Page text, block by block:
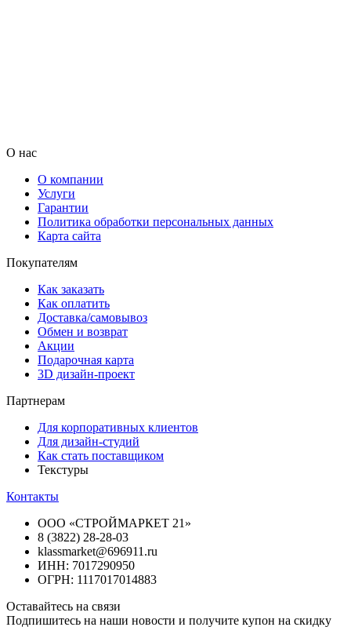
О нас
О компании
Услуги
Гарантии
Политика обработки персональных данных
Карта сайта
Покупателям
Как заказать
Как оплатить
Доставка/самовывоз
Обмен и возврат
Акции
Подарочная карта
3D дизайн-проект
Партнерам
Для корпоративных клиентов
Для дизайн-студий
Как стать поставщиком
Текстуры
Контакты
ООО «СТРОЙМАРКЕТ 21»
8 (3822) 28-28-03
klassmarket@696911.ru
ИНН: 7017290950
ОГРН: 1117017014883
Оставайтесь на связи
Подпишитесь на наши новости и получите купон на скидку